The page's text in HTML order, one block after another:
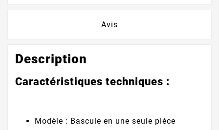
Avis
Description
Caractéristiques techniques :
Modèle : Bascule en une seule pièce